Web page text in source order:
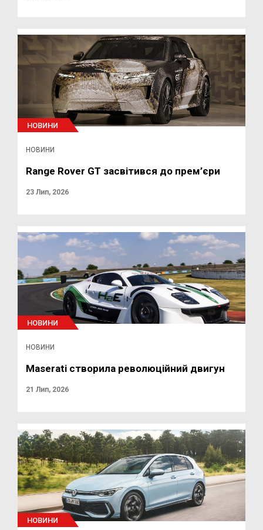
НОВИНИ
НОВИНИ
Range Rover GT засвітився до прем’єри
23 Лип, 2026
НОВИНИ
НОВИНИ
Maserati створила революційний двигун
21 Лип, 2026
НОВИНИ